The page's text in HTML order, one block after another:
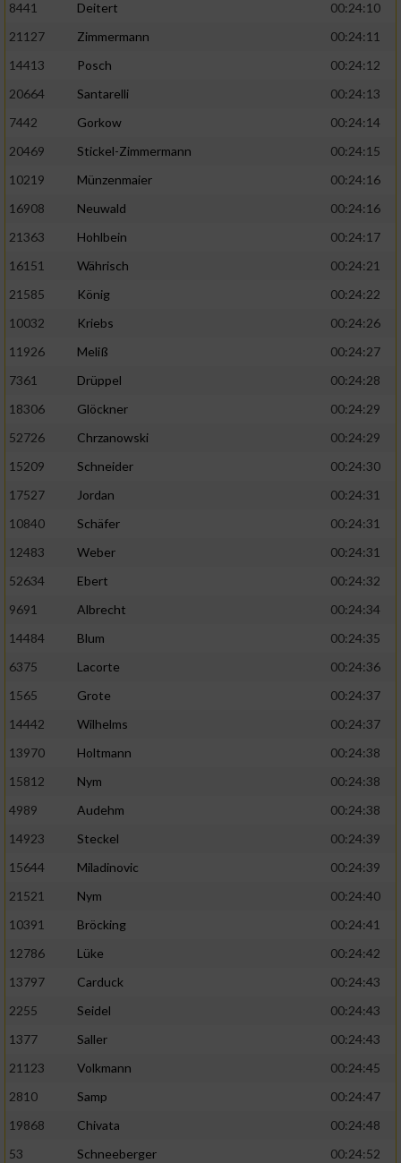
8441 Deitert
00:24:10
21127
Zimmermann
00:24:11
14413
Posch
00:24:12
20664
Santarelli
00:24:13
7442
Gorkow
00:24:14
20469
Stickel-Zimmermann
00:24:15
10219
Münzenmaier
00:24:16
16908
Neuwald
00:24:16
21363
Hohlbein
00:24:17
16151
Währisch
00:24:21
21585
König
00:24:22
10032
Kriebs
00:24:26
11926
Meliß
00:24:27
7361
Drüppel
00:24:28
18306
Glöckner
00:24:29
52726
Chrzanowski
00:24:29
15209
Schneider
00:24:30
17527
Jordan
00:24:31
10840
Schäfer
00:24:31
12483
Weber
00:24:31
52634
Ebert
00:24:32
9691
Albrecht
00:24:34
14484
Blum
00:24:35
6375
Lacorte
00:24:36
1565
Grote
00:24:37
14442
Wilhelms
00:24:37
13970
Holtmann
00:24:38
15812
Nym
00:24:38
4989
Audehm
00:24:38
14923
Steckel
00:24:39
15644
Miladinovic
00:24:39
21521
Nym
00:24:40
10391
Bröcking
00:24:41
12786
Lüke
00:24:42
13797
Carduck
00:24:43
2255
Seidel
00:24:43
1377
Saller
00:24:43
21123
Volkmann
00:24:45
2810
Samp
00:24:47
19868
Chivata
00:24:48
53
Schneeberger
00:24:52